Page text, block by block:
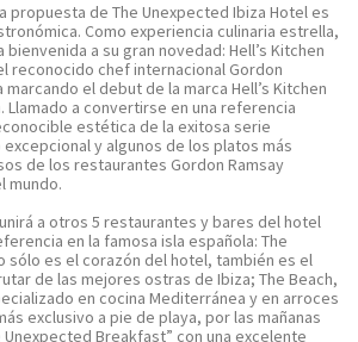
propuesta de The Unexpected Ibiza Hotel es
Como experiencia culinaria estrella,
bienvenida a su gran novedad: Hell’s Kitchen
reconocido chef internacional Gordon
marcando el debut de la marca Hell’s Kitchen
Llamado a convertirse en una referencia
estética de la exitosa serie
y algunos de los platos más
de los restaurantes Gordon Ramsay
mundo.
a otros 5 restaurantes y bares del hotel
en la famosa isla española: The
sólo es el corazón del hotel, también es el
de las mejores ostras de Ibiza; The Beach,
en cocina Mediterránea y en arroces
exclusivo a pie de playa, por las mañanas
Breakfast” con una excelente